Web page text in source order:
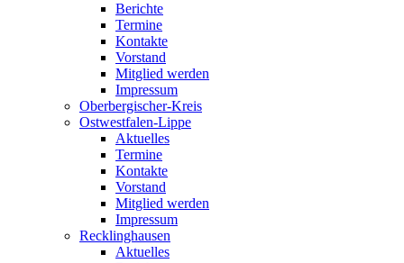
Berichte
Termine
Kontakte
Vorstand
Mitglied werden
Impressum
Oberbergischer-Kreis
Ostwestfalen-Lippe
Aktuelles
Termine
Kontakte
Vorstand
Mitglied werden
Impressum
Recklinghausen
Aktuelles